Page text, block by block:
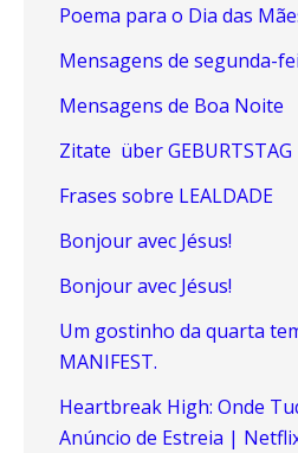
Poema para o Dia das
Mensagens de segunda-
Mensagens de Boa Noite
Zitate über GEBURTSTAG
Frases sobre LEALDADE
Bonjour avec Jésus!
Bonjour avec Jésus!
Um gostinho da quarta
MANIFEST.
Heartbreak High: Onde
Anúncio de Estreia |